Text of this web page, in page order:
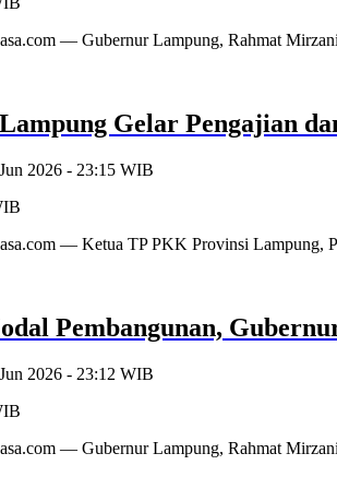
— Gubernur Lampung, Rahmat
Gelar Pengajian
2026 - 23:15 WIB
— Ketua TP PKK Provinsi Lampung,
Pembangunan,
2026 - 23:12 WIB
— Gubernur Lampung, Rahmat